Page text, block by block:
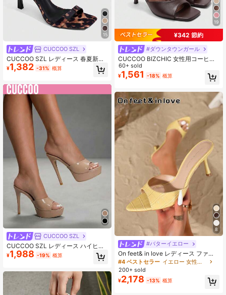
15
CUCCOO SZL
CUCCOO SZL レディース 春夏新作
ブラウン レオパード柄 アンクルスト
ラップ ハイヒールサンダル ファッシ
ーティー 宴会
¥1,382 -31% 概算
CUCCOO SZL
CUCCOO SZL レディース ハイヒー
ル サンダル 新作 オープントゥ ラウ
ンドトゥ セクシーでエレガントなデ
¥1,988 -19% 概算
19
¥342 節約
#ダウンタウンガール
CUCCOO BIZCHIC 女性用コーヒー
カラー スクエアトゥ 細いハイヒール
ストラップ カジュアル 多用途 ハイ
ヒールサンダル、デート、パーティ
クシーなデザイン
60+ sold
¥1,561 -18% 概算
8
#バターイエロー
On feet& in love レディース ファッ
ション ストラップ オープントゥ ハ
イヒール サンダル、夏にドレスと合
わせるのに適しています、キトゥン
ヒール
#4 ベストセラー
イエロー 女性用サンダル
200+ sold
¥2,178 -13% 概算